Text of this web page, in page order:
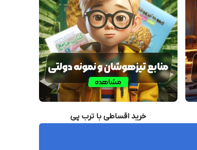
خرید اقساطی با ترب پی